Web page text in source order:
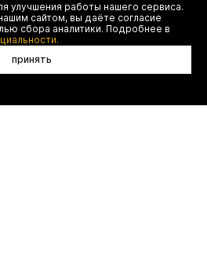
обработку и хранение моих
email, телефон) для получения
рассылок от ООО 'БТ
с
улучшения работы нашего сервиса.
сайтом, вы даёте согласие
сбора аналитики. Подробнее в
принять